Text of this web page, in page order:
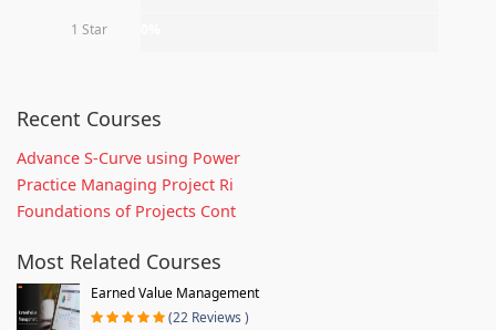
1 Star
Recent Courses
Advance S-Curve using Power
Practice Managing Project Ri
Foundations of Projects Cont
Most Related Courses
Earned Value Management
(22 Reviews )